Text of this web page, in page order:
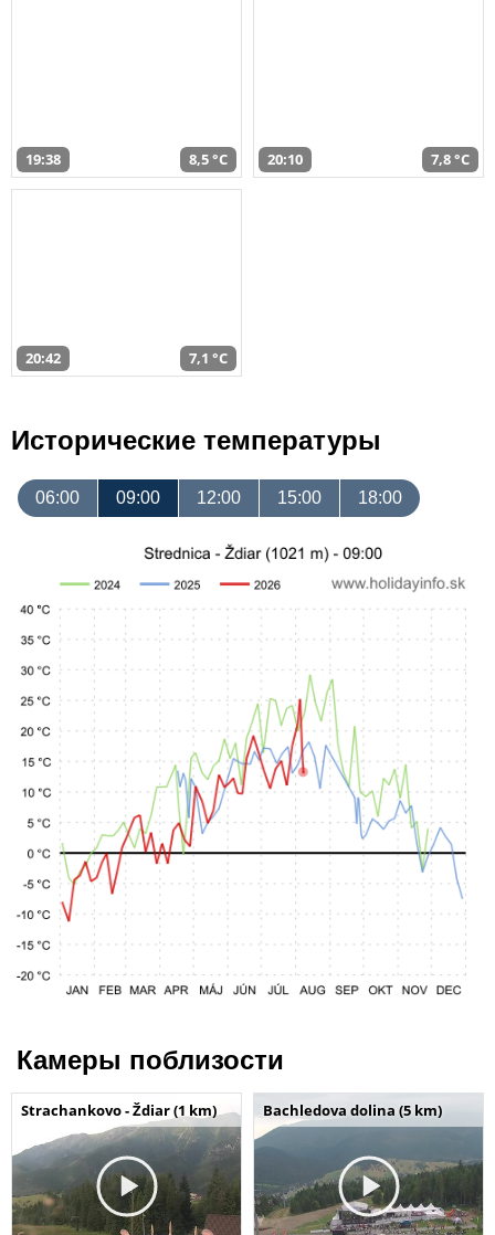
19:38 8,5 °C 20:10 7,8 °C
20:42 7,1 °C
Исторические температуры
06:00 09:00 12:00 15:00 18:00
Камеры поблизости
Strachankovo - Ždiar (1 km) Bachledova dolina (5 km)